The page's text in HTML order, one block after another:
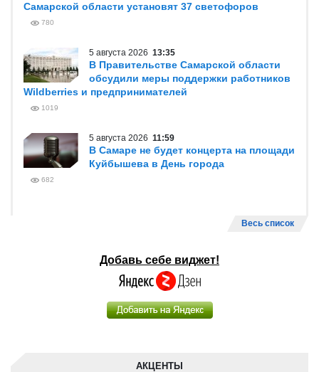
Самарской области установят 37 светофоров
780
5 августа 2026 13:35
В Правительстве Самарской области
обсудили меры поддержки работников
Wildberries и предпринимателей
1019
5 августа 2026 11:59
В Самаре не будет концерта на площади
Куйбышева в День города
682
Весь список
Добавь себе виджет!
АКЦЕНТЫ